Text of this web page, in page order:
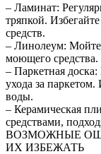
– Ламинат:
тряпкой.
средств.
– Линолеум: Мойте
моющего средства.
– Паркетная
ухода за паркетом.
воды.
– Керамическая
средствами,
ВОЗМОЖНЫЕ
ИХ ИЗБЕЖАТЬ